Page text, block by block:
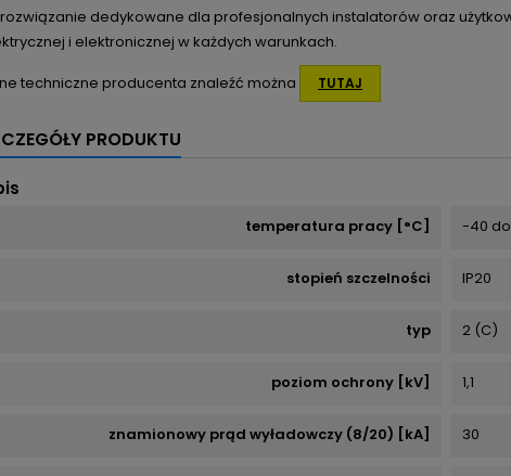
dedykowane dla profesjonalnych instalatorów oraz
i elektronicznej w każdych warunkach.
techniczne producenta znaleźć można
TUTAJ
PRODUKTU
temperatura pracy [°C] -40
stopień szczelności IP20
typ 2 (C)
poziom ochrony [kV] 1,1
znamionowy prąd wyładowczy (8/20) [kA] 30